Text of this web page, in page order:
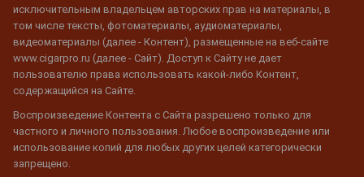
исключительным владельцем авторских прав на материалы, в
том числе тексты, фотоматериалы, аудиоматериалы,
видеоматериалы (далее - Контент), размещенные на веб-сайте
www.cigarpro.ru (далее - Сайт). Доступ к Сайту не дает
пользователю права использовать какой-либо Контент,
содержащийся на Сайте.
Воспроизведение Контента с Сайта разрешено только для
частного и личного пользования. Любое воспроизведение или
использование копий для любых других целей категорически
запрещено.